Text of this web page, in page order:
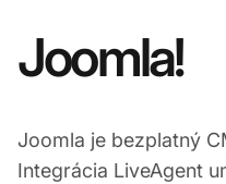
Joomla!
Joomla je bezplatný
Integrácia LiveAgent